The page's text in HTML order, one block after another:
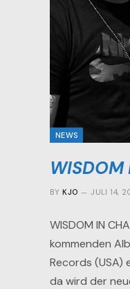
NEWS
BY KJO JULI 14,
WISDOM IN
kommenden
Records (USA)
da wird der